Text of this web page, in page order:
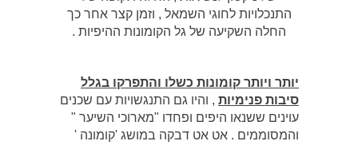
התנכלויות לחוגי השמאל , וזמן קצר אחר כך
החלה השקיעה של גל הקומונות ההיפיות .
יותר ויותר קומונות כשלו והתפרקו בגלל
סיבות פנימיות , והיו גם התנגשויות עם שכנים
עוינים ששנאו היפים ופחדו "מארוכי השיער "
והמסוממים . אט אט דבקה במושג 'קומונה '